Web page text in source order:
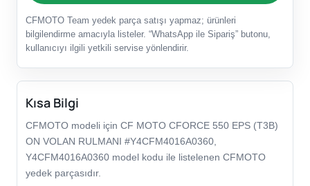
CFMOTO Team yedek parça satışı yapmaz; ürünleri
bilgilendirme amacıyla listeler. “WhatsApp ile Sipariş” butonu,
kullanıcıyı ilgili yetkili servise yönlendirir.
Kısa Bilgi
CFMOTO modeli için CF MOTO CFORCE 550 EPS (T3B)
ON VOLAN RULMANI #Y4CFM4016A0360,
Y4CFM4016A0360 model kodu ile listelenen CFMOTO
yedek parçasıdır.